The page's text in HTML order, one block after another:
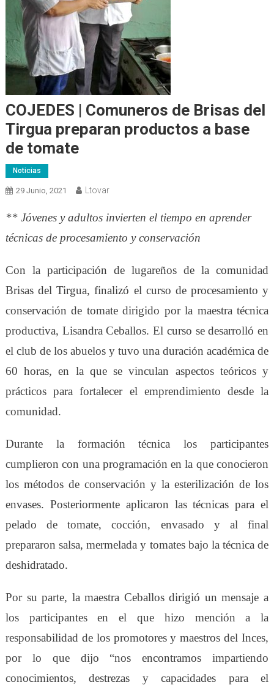
COJEDES | Comuneros de Brisas del
Tirgua preparan productos a base
de tomate
Noticias
29 Junio, 2021 Ltovar
** Jóvenes y adultos invierten el tiempo en aprender
técnicas de procesamiento y conservación
Con la participación de lugareños de la comunidad
Brisas del Tirgua, finalizó el curso de procesamiento y
conservación de tomate dirigido por la maestra técnica
productiva, Lisandra Ceballos. El curso se desarrolló en
el club de los abuelos y tuvo una duración académica de
60 horas, en la que se vinculan aspectos teóricos y
prácticos para fortalecer el emprendimiento desde la
comunidad.
Durante la formación técnica los participantes
cumplieron con una programación en la que conocieron
los métodos de conservación y la esterilización de los
envases. Posteriormente aplicaron las técnicas para el
pelado de tomate, cocción, envasado y al final
prepararon salsa, mermelada y tomates bajo la técnica de
deshidratado.
Por su parte, la maestra Ceballos dirigió un mensaje a
los participantes en el que hizo mención a la
responsabilidad de los promotores y maestros del Inces,
por lo que dijo “nos encontramos impartiendo
conocimientos, destrezas y capacidades para el